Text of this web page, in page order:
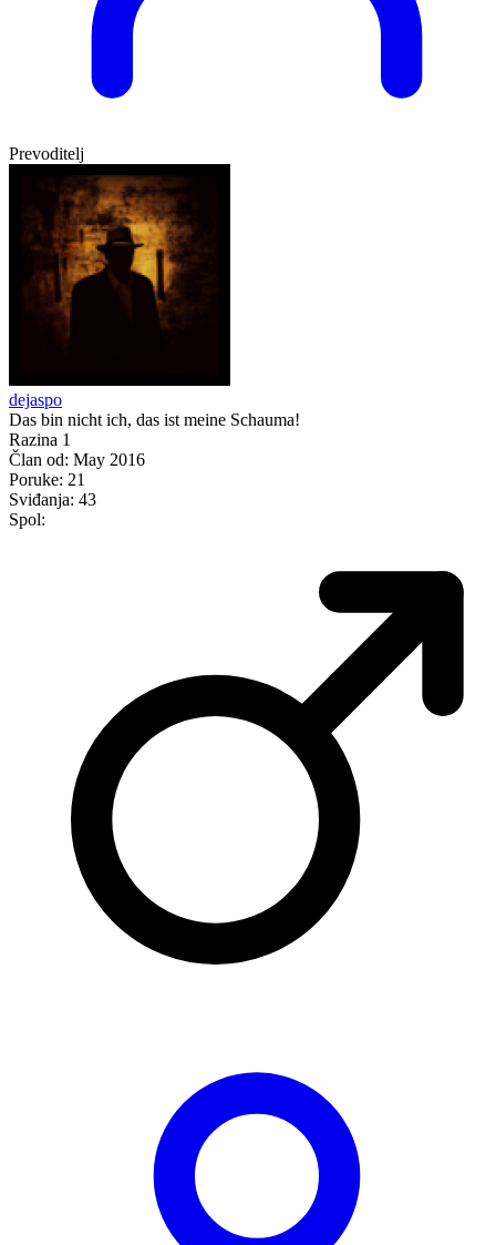
Prevoditelj
dejaspo
Das bin nicht ich, das ist meine Schauma!
Razina 1
Član od: May 2016
Poruke: 21
Sviđanja: 43
Spol: